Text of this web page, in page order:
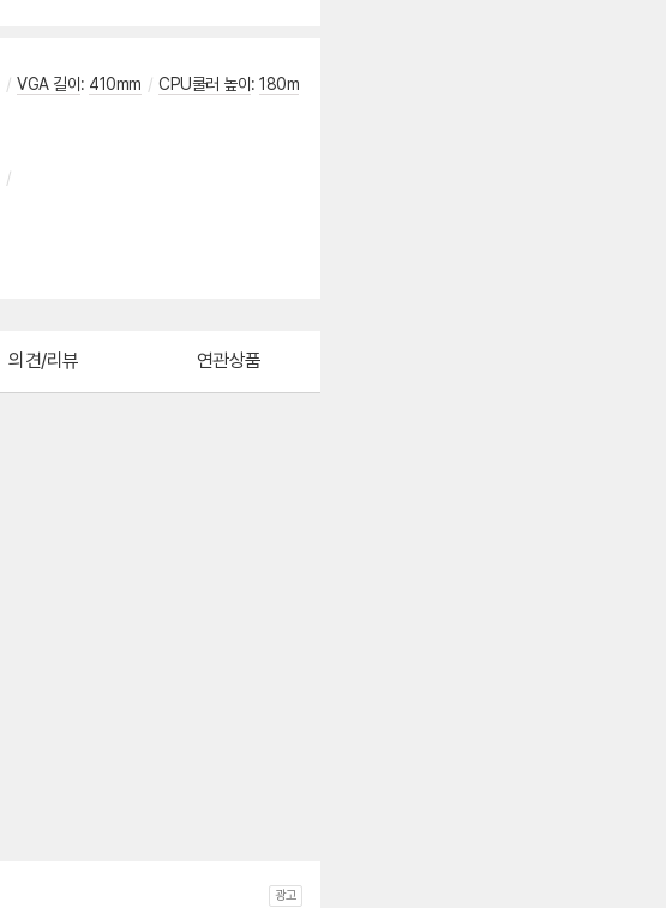
/ VGA 길이 : 410mm / CPU쿨러 높이 : 180m
/
의견/리뷰 연관상품
광고